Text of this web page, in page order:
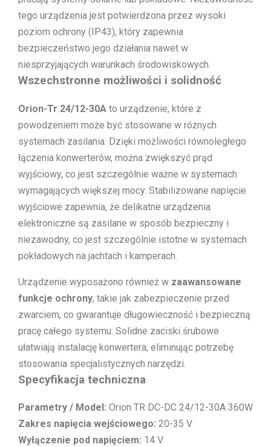
tego urządzenia jest potwierdzona przez wysoki
poziom ochrony (IP43), który zapewnia
bezpieczeństwo jego działania nawet w
niesprzyjających warunkach środowiskowych.
Wszechstronne możliwości i solidność
Orion-Tr 24/12-30A to urządzenie, które z
powodzeniem może być stosowane w różnych
systemach zasilania. Dzięki możliwości równoległego
łączenia konwerterów, można zwiększyć prąd
wyjściowy, co jest szczególnie ważne w systemach
wymagających większej mocy. Stabilizowane napięcie
wyjściowe zapewnia, że delikatne urządzenia
elektroniczne są zasilane w sposób bezpieczny i
niezawodny, co jest szczególnie istotne w systemach
pokładowych na jachtach i kamperach.
Urządzenie wyposażono również w zaawansowane
funkcje ochrony, takie jak zabezpieczenie przed
zwarciem, co gwarantuje długowieczność i bezpieczną
pracę całego systemu. Solidne zaciski śrubowe
ułatwiają instalację konwertera, eliminując potrzebę
stosowania specjalistycznych narzędzi.
Specyfikacja techniczna
Parametry / Model: Orion TR DC-DC 24/12-30A 360W
Zakres napięcia wejściowego: 20-35 V
Wyłączenie pod napięciem: 14 V